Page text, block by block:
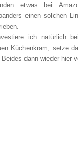
etwas bei
einen solchen
ich natürlich
Küchenkram, setze
dann wieder hier